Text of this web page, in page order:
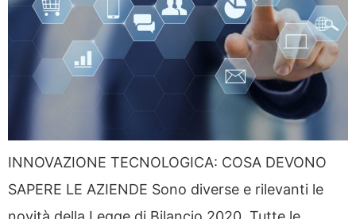
INNOVAZIONE TECNOLOGICA: COSA DEVONO
SAPERE LE AZIENDE Sono diverse e rilevanti le